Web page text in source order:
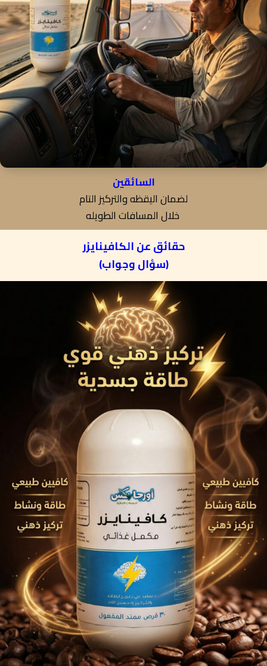
السائقين
لضمان اليقظه والتركيز التام
خلال المسافات الطويله
حقائق عن الكافينايزر
(سؤال وجواب)